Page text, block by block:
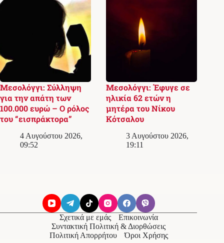
Μεσολόγγι: Σύλληψη
για την απάτη των
100.000 ευρώ – Ο ρόλος
του “εισπράκτορα”
4 Αυγούστου 2026,
09:52
Μεσολόγγι: Έφυγε σε
ηλικία 62 ετών η
μητέρα του Νίκου
Κότσαλου
3 Αυγούστου 2026,
19:11
Σχετικά με εμάς
Επικοινωνία
Συντακτική Πολιτική & Διορθώσεις
Πολιτική Απορρήτου
Όροι Χρήσης